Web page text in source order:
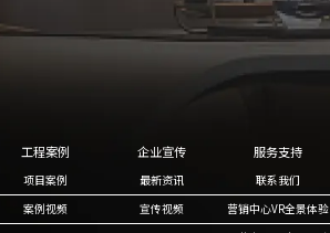
工程案例
项目案例
案例视频
企业宣传
最新资讯
宣传视频
服务支持
联系我们
营销中心VR全景体验